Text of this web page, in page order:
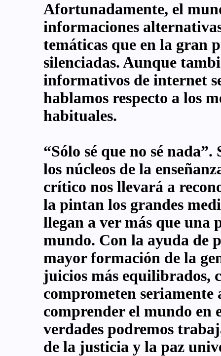
Afortunadamente, el
informaciones
temáticas que en la gran
silenciadas. Aunque
informativos de internet
hablamos respecto a los
habituales.
“Sólo sé que no sé
los núcleos de la
crítico nos llevará a
la pintan los grandes
llegan a ver más que una
mundo. Con la ayuda de
mayor formación de la
juicios más equilibrados,
comprometen seriamente
comprender el mundo en
verdades podremos
de la justicia y la paz